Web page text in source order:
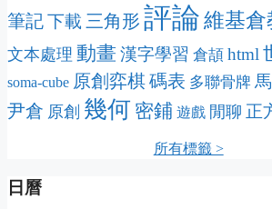
筆記下載 三角形 評論維基倉
文本處理 動畫 漢字學習 倉頡 html
soma-cube 原創弈棋碼表 多聯骨牌
尹倉 原創 幾何 密鋪 遊戲 閒聊 正
所有標籤 >
日曆